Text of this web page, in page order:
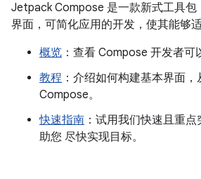
Jetpack Compose 是一款新式工具包
界面，可简化应用的开发，使其能够
概览 ：查看 Compose 开发者可
教程 ：介绍如何构建基本界面
Compose。
快速指南 ：试用我们快速且重
助您 尽快实现目标。